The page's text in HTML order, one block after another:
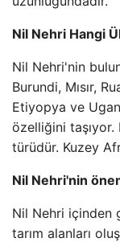
Nil Nehri Hangi
Nil Nehri'nin
Burundi, Mısır,
Etiyopya ve
özelliğini
türüdür. Kuzey
Nil Nehri'nin
Nil Nehri içinden
tarım alanları